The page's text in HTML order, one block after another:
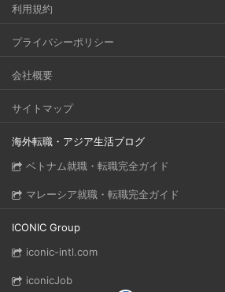
利用規約
プライバシーポリシー
会社概要
サイトマップ
海外転職・アジア生活ブログ
ベトナム就職・転職完全ガイド
マレーシア就職・転職完全ガイド
ICONIC Group
iconic-intl.com
iconicJob